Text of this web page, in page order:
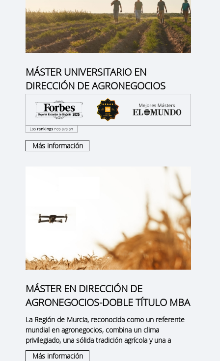
MÁSTER UNIVERSITARIO EN
DIRECCIÓN DE AGRONEGOCIOS
Más información
MÁSTER EN DIRECCIÓN DE
AGRONEGOCIOS-DOBLE TÍTULO MBA
La Región de Murcia, reconocida como un referente
mundial en agronegocios, combina un clima
privilegiado, una sólida tradición agrícola y una a
Más información